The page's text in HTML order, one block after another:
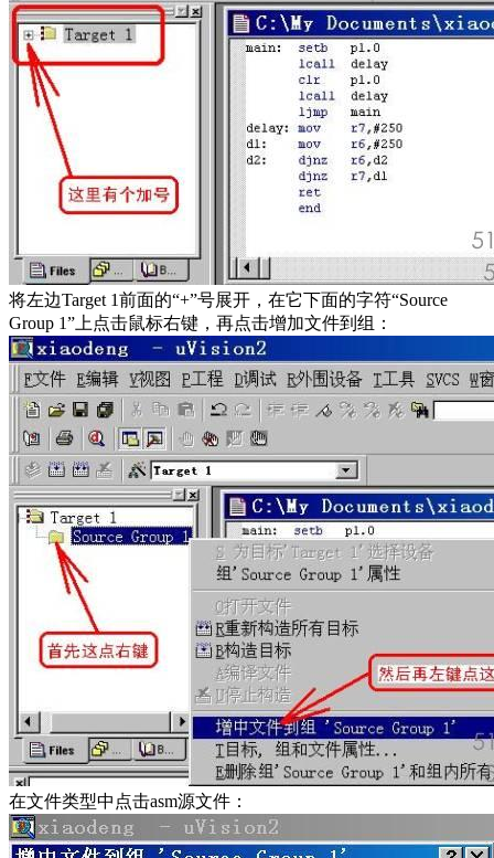
将左边Target 1前面的“+”号展开，在它下面的字符“Source
Group 1”上点击鼠标右键，再点击增加文件到组：
在文件类型中点击asm源文件：